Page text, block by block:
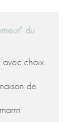
du
avec choix
de